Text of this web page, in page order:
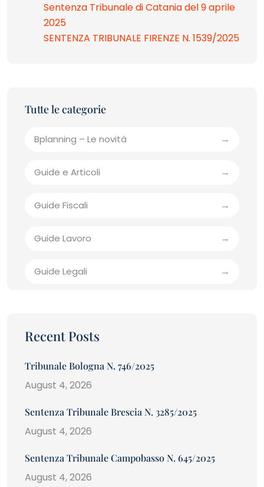
Sentenza Tribunale di Catania del 9 aprile
2025
SENTENZA TRIBUNALE FIRENZE N. 1539/2025
Bplanning – Le novità
Guide e Articoli
Guide Fiscali
Guide Lavoro
Guide Legali
Recent Posts
Tribunale Bologna N. 746/2025
August 4, 2026
Sentenza Tribunale Brescia N. 3285/2025
August 4, 2026
Sentenza Tribunale Campobasso N. 645/2025
August 4, 2026